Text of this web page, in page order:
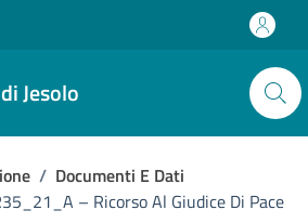
Jesolo
/ Documenti E Dati
– Ricorso Al Giudice Di Pace